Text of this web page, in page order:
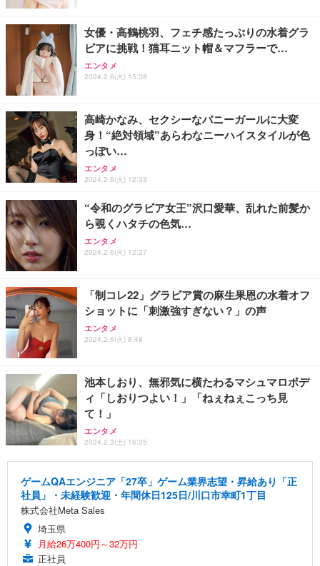
女優・高鶴桃羽、フェチ感たっぷりの水着グラ
ビアに挑戦！猫耳ニット帽＆マフラーで…
エンタメ
2024.2.6(火) 15:38
高崎かなみ、セクシーなバニーガールに大変
身！“絶対領域”あらわなニーハイスタイルが色
っぽい…
エンタメ
2024.2.6(火) 12:33
“令和のグラビア女王”沢口愛華、乱れた前髪か
ら覗くハタチの色気…
エンタメ
2024.2.6(火) 12:27
「制コレ22」グラビア賞の麻生果恩の水着オフ
ショットに「刺激強すぎない？」の声
エンタメ
2024.2.6(火) 8:48
池本しおり、無邪気に横たわるマシュマロボデ
ィ「しおりつよい！」「ねぇねぇこっち見
て！」
エンタメ
2024.2.3(土) 16:35
ゲームQAエンジニア「27卒」ゲーム業界志望・昇給あり「正
社員」・未経験歓迎・年間休日125日/川口市幸町1丁目
株式会社Meta Sales
埼玉県
月給26万400円～32万円
正社員